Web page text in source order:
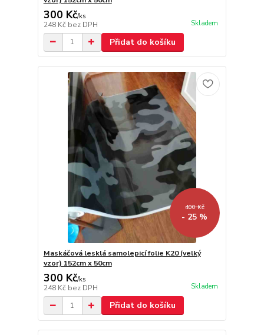
300 Kč/ks
248 Kč bez DPH Skladem
Přidat do košíku
400 Kč
- 25 %
Maskáčová lesklá samolepicí folie K20 (velký
vzor) 152cm x 50cm
300 Kč/ks
248 Kč bez DPH Skladem
Přidat do košíku